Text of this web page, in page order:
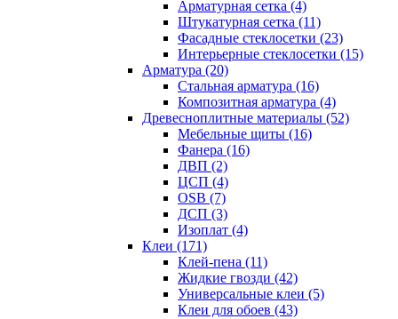
Арматурная сетка (4)
Штукатурная сетка (11)
Фасадные стеклосетки (23)
Интерьерные стеклосетки (15)
Арматура (20)
Стальная арматура (16)
Композитная арматура (4)
Древесноплитные материалы (52)
Мебельные щиты (16)
Фанера (16)
ДВП (2)
ЦСП (4)
OSB (7)
ДСП (3)
Изоплат (4)
Клеи (171)
Клей-пена (11)
Жидкие гвозди (42)
Универсальные клеи (5)
Клеи для обоев (43)